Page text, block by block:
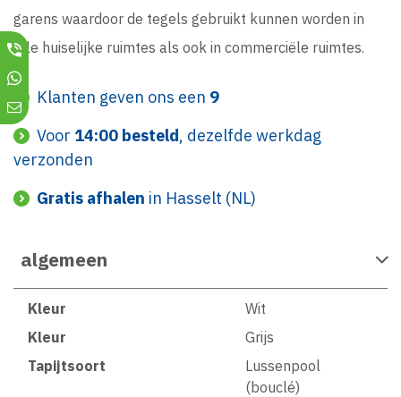
garens waardoor de tegels gebruikt kunnen worden in
alle huiselijke ruimtes als ook in commerciële ruimtes.
Klanten geven ons een 9
Voor 14:00 besteld, dezelfde werkdag
verzonden
Gratis afhalen in Hasselt (NL)
algemeen
Kleur
Wit
Kleur
Grijs
Tapijtsoort
Lussenpool
(bouclé)